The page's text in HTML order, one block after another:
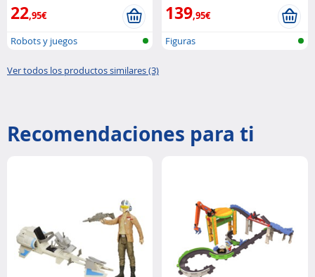
22,95€
Robots y juegos
139,95€
Figuras
Ver todos los productos similares (3)
Recomendaciones para ti